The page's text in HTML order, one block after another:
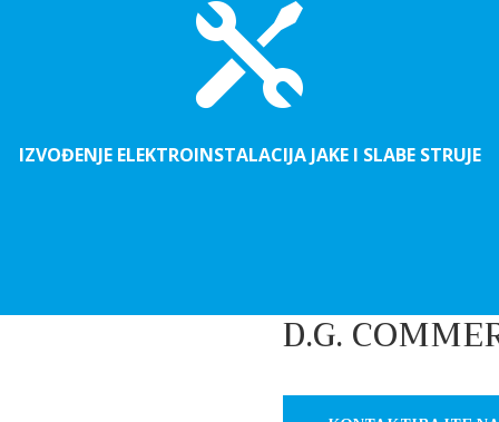

IZVOĐENJE ELEKTROINSTALACIJA JAKE I SLABE STRUJE
D.G.